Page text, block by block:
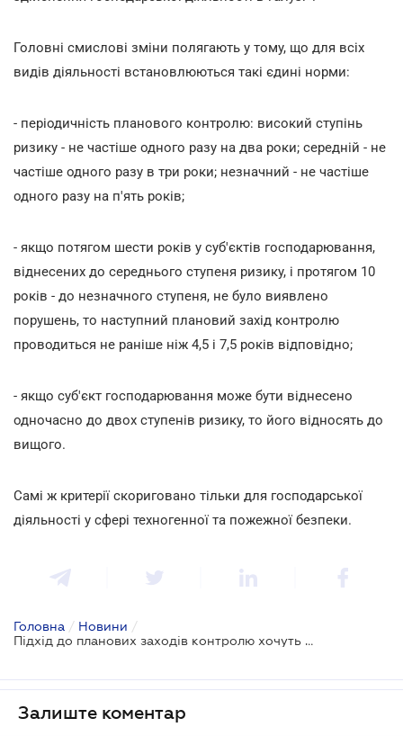
Головні смислові зміни полягають у тому, що для всіх
видів діяльності встановлюються такі єдині норми:
- періодичність планового контролю: високий ступінь
ризику - не частіше одного разу на два роки; середній - не
частіше одного разу в три роки; незначний - не частіше
одного разу на п'ять років;
- якщо потягом шести років у суб'єктів господарювання,
віднесених до середнього ступеня ризику, і протягом 10
років - до незначного ступеня, не було виявлено
порушень, то наступний плановий захід контролю
проводиться не раніше ніж 4,5 і 7,5 років відповідно;
- якщо суб'єкт господарювання може бути віднесено
одночасно до двох ступенів ризику, то його відносять до
вищого.
Самі ж критерії скориговано тільки для господарської
діяльності у сфері техногенної та пожежної безпеки.
Головна / Новини /
Підхід до планових заходів контролю хочуть уніфікувати
Залиште коментар